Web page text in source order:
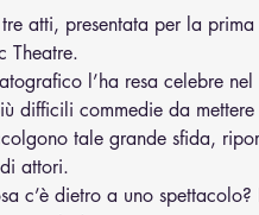
atti, presentata per la
Theatre.
l’ha resa celebre
difficili commedie da mettere
tale grande sfida,
attori.
c’è dietro a uno spettacolo?